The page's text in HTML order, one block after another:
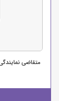
متقاضی